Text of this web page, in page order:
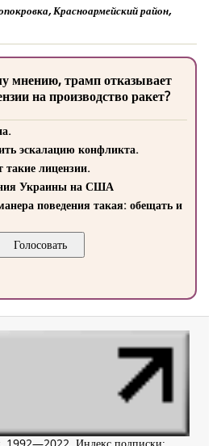
Красноармейский район,
мнению, трамп отказывает
на производство ракет?
эскалацию конфликта.
такие лицензии.
Украины на США
поведения такая: обещать и